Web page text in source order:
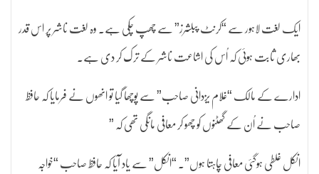
ایک لغت لاہور سے “کرنٹ پبلشرز” سے چھپ چکی ہے۔ وہ لغت ناشر پر اس قدر
بھاری ثابت ہوئی کہ اُس کی اشاعت ناشر کے ترک کر دی ہے۔
ادارے کے مالک “غلام یزدانی صاحب” سے پوچھا گیا تو انھوں نے فرمایا کہ حافظ
صاحب نے اُن کے گھٹنوں کو چھو کر معافی مانگی تھی کہ ”
انکل غلطی ہوگئی معافی چاہتا ہوں”۔ “انکل” سے یاد آیا کہ حافظ صاحب “خواجہ